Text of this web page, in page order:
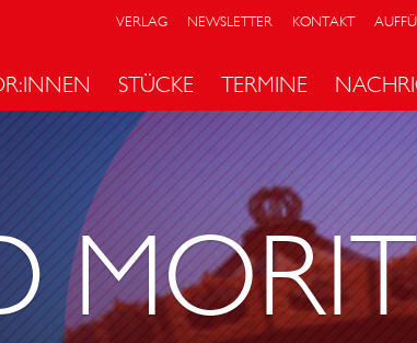
VERLAG NEWSLETTER KONTAKT
STÜCKE TERMINE